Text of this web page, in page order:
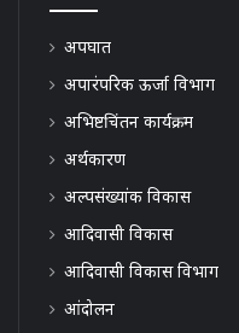
अपघात
अपारंपरिक ऊर्जा विभाग
अभिष्टचिंतन कार्यक्रम
अर्थकारण
अल्पसंख्यांक विकास
आदिवासी विकास
आदिवासी विकास विभाग
आंदोलन